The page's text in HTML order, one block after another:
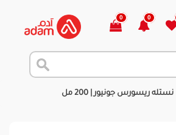
0
0
نستله ريسورس جونيور | 200 مل